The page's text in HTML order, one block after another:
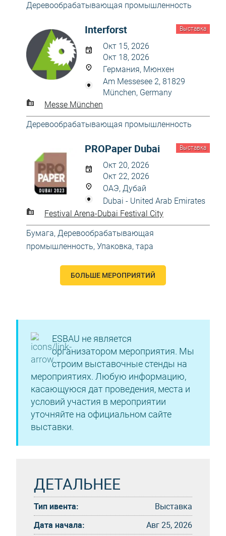
Деревообрабатывающая промышленность
Выставка
Interforst
Окт 15, 2026
Окт 18, 2026
Германия, Мюнхен
Am Messesee 2, 81829
München, Germany
Messe München
Деревообрабатывающая промышленность
Выставка
PROPaper Dubai
Окт 20, 2026
Окт 22, 2026
ОАЭ, Дубай
Dubai - United Arab Emirates
Festival Arena-Dubai Festival City
Бумага, Деревообрабатывающая
промышленность, Упаковка, тара
БОЛЬШЕ МЕРОПРИЯТИЙ
ESBAU не является
организатором мероприятия. Мы
строим выставочные стенды на
мероприятиях. Любую информацию,
касающуюся дат проведения, места и
условий участия в мероприятии
уточняйте на официальном сайте
выставки.
ДЕТАЛЬНЕЕ
Тип ивента:
Выставка
Дата начала:
Авг 25, 2026